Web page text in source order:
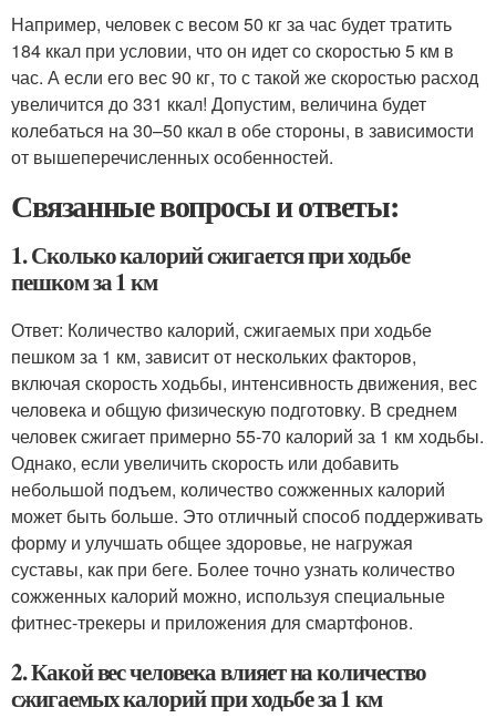
Например, человек с весом 50 кг за час будет тратить
184 ккал при условии, что он идет со скоростью 5 км в
час. А если его вес 90 кг, то с такой же скоростью расход
увеличится до 331 ккал! Допустим, величина будет
колебаться на 30–50 ккал в обе стороны, в зависимости
от вышеперечисленных особенностей.
Связанные вопросы и ответы:
1. Сколько калорий сжигается при ходьбе
пешком за 1 км
Ответ: Количество калорий, сжигаемых при ходьбе
пешком за 1 км, зависит от нескольких факторов,
включая скорость ходьбы, интенсивность движения, вес
человека и общую физическую подготовку. В среднем
человек сжигает примерно 55-70 калорий за 1 км ходьбы.
Однако, если увеличить скорость или добавить
небольшой подъем, количество сожженных калорий
может быть больше. Это отличный способ поддерживать
форму и улучшать общее здоровье, не нагружая
суставы, как при беге. Более точно узнать количество
сожженных калорий можно, используя специальные
фитнес-трекеры и приложения для смартфонов.
2. Какой вес человека влияет на количество
сжигаемых калорий при ходьбе за 1 км